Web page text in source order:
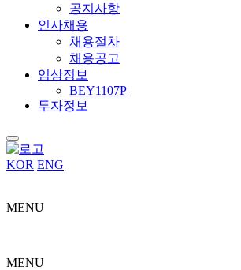
공지사항
인사채용
채용절차
채용공고
임상정보
BEY1107P
투자정보
KOR ENG
MENU
MENU